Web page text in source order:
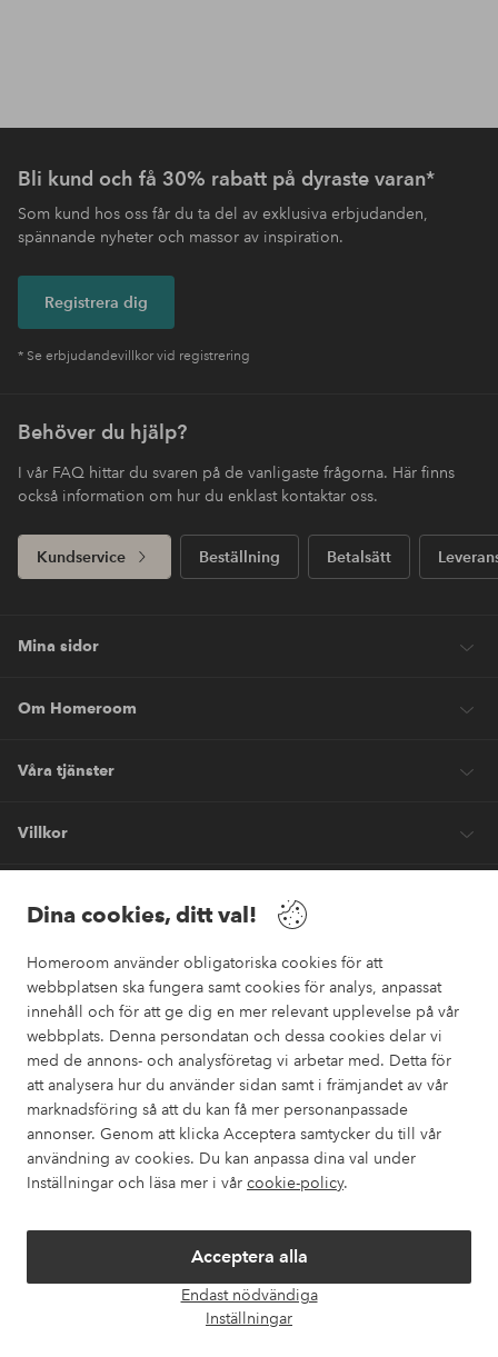
Dina cookies, ditt val!
Homeroom använder obligatoriska cookies för att
webbplatsen ska fungera samt cookies för analys, anpassat
innehåll och för att ge dig en mer relevant upplevelse på vår
webbplats. Denna persondatan och dessa cookies delar vi
med de annons- och analysföretag vi arbetar med. Detta för
att analysera hur du använder sidan samt i främjandet av vår
marknadsföring så att du kan få mer personanpassade
annonser. Genom att klicka Acceptera samtycker du till vår
användning av cookies. Du kan anpassa dina val under
Inställningar och läsa mer i vår cookie-policy.
Acceptera alla
Endast nödvändiga
Inställningar
Bli kund och få 30% rabatt på dyraste varan*
Som kund hos oss får du ta del av exklusiva erbjudanden,
spännande nyheter och massor av inspiration.
Registrera dig
* Se erbjudandevillkor vid registrering
Behöver du hjälp?
I vår FAQ hittar du svaren på de vanligaste frågorna. Här finns
också information om hur du enklast kontaktar oss.
Kundservice Beställning Betalsätt
Mina sidor
Om Homeroom
Våra tjänster
Villkor
Säkra betalningar
Vill du veta mer om våra betalalternativ ?
elpy